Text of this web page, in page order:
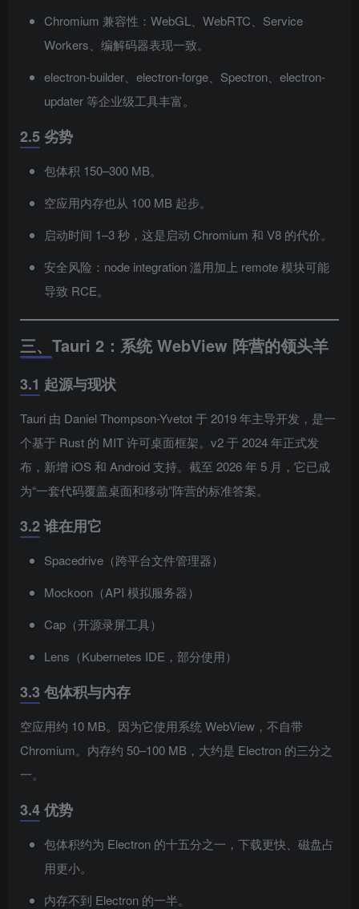
Chromium 兼容性：WebGL、WebRTC、Service
Workers、编解码器表现一致。
electron-builder、electron-forge、Spectron、electron-
updater 等企业级工具丰富。
2.5 劣势
包体积 150–300 MB。
空应用内存也从 100 MB 起步。
启动时间 1–3 秒，这是启动 Chromium 和 V8 的代价。
安全风险：node integration 滥用加上 remote 模块可能
导致 RCE。
三、Tauri 2：系统 WebView 阵营的领头羊
3.1 起源与现状
Tauri 由 Daniel Thompson-Yvetot 于 2019 年主导开发，是一
个基于 Rust 的 MIT 许可桌面框架。v2 于 2024 年正式发
布，新增 iOS 和 Android 支持。截至 2026 年 5 月，它已成
为“一套代码覆盖桌面和移动”阵营的标准答案。
3.2 谁在用它
Spacedrive（跨平台文件管理器）
Mockoon（API 模拟服务器）
Cap（开源录屏工具）
Lens（Kubernetes IDE，部分使用）
3.3 包体积与内存
空应用约 10 MB。因为它使用系统 WebView，不自带
Chromium。内存约 50–100 MB，大约是 Electron 的三分之
一。
3.4 优势
包体积约为 Electron 的十五分之一，下载更快、磁盘占
用更小。
内存不到 Electron 的一半。